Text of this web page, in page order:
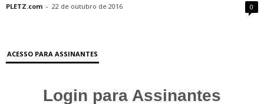
PLETZ.com - 22 de outubro de 2016 0
ACESSO PARA ASSINANTES
Login para Assinantes